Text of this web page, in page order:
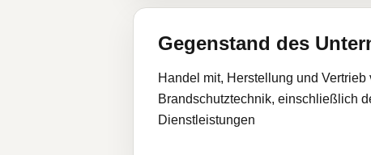
Gegenstand des
Handel mit, Herstellung und
Brandschutztechnik, einschließlich
Dienstleistungen